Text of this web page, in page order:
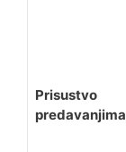
Prisustvo
predavanjima